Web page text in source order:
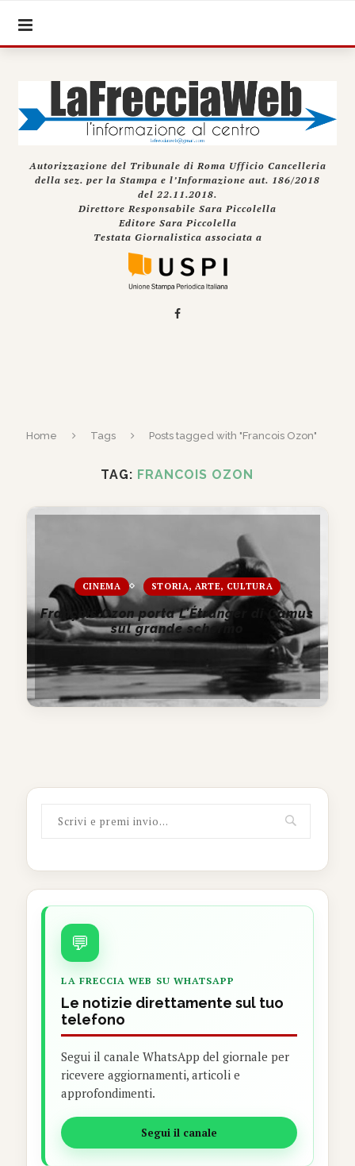
Autorizzazione del Tribunale di Roma Ufficio Cancelleria
della sez. per la Stampa e l’Informazione aut. 186/2018
del 22.11.2018.
Direttore Responsabile Sara Piccolella
Editore Sara Piccolella
Testata Giornalistica associata a
Home Tags Posts tagged with "Francois Ozon"
TAG: FRANCOIS OZON
CINEMA STORIA, ARTE, CULTURA
François Ozon porta L’Étranger di Camus
sul grande schermo
💬
LA FRECCIA WEB SU WHATSAPP
Le notizie direttamente sul tuo
telefono
Segui il canale WhatsApp del giornale per
ricevere aggiornamenti, articoli e
approfondimenti.
Segui il canale